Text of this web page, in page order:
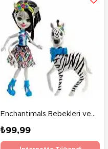
Enchantimals Bebekleri ve
Zebra ve Hoofette FKY75
₺99,99